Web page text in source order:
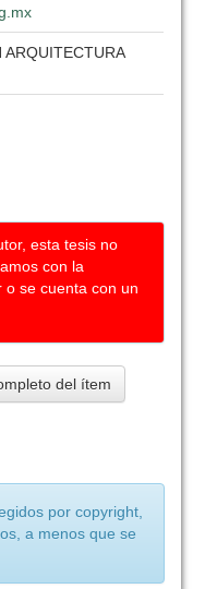
ARQUITECTURA
esta tesis no
con la
o se cuenta con un
del ítem
por copyright,
a menos que se